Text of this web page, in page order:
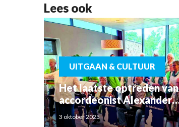
Lees ook
UITGAAN & CULTUUR
Het laatste optreden van
accordeonist Alexander
Schoemaker
3 oktober 2025